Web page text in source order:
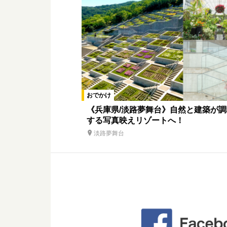
おでかけ
《兵庫県/淡路夢舞台》自然と建築が
する写真映えリゾートへ！
淡路夢舞台